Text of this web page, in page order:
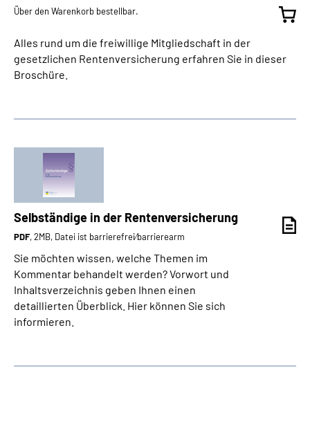
Über den Warenkorb bestellbar.
Alles rund um die freiwillige Mitgliedschaft in der
gesetzlichen Rentenversicherung erfahren Sie in dieser
Broschüre.
Selbständige in der Rentenversicherung
PDF, 2MB, Datei ist barrierefrei⁄barrierearm
Sie möchten wissen, welche Themen im
Kommentar behandelt werden? Vorwort und
Inhaltsverzeichnis geben Ihnen einen
detaillierten Überblick. Hier können Sie sich
informieren.